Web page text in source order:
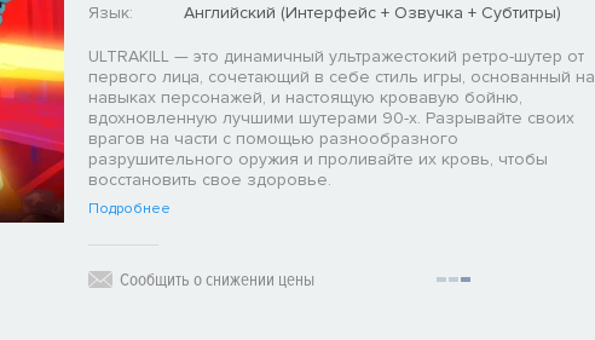
Язык:
Английский (Интерфейс + Озвучка + Субтитры)
ULTRAKILL — это динамичный ультражестокий ретро-шутер от
первого лица, сочетающий в себе стиль игры, основанный на
навыках персонажей, и настоящую кровавую бойню,
вдохновленную лучшими шутерами 90-х. Разрывайте своих
врагов на части с помощью разнообразного
разрушительного оружия и проливайте их кровь, чтобы
восстановить свое здоровье.
Подробнее
Сообщить о снижении цены